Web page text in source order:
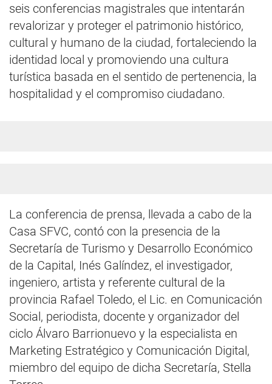
seis conferencias magistrales que intentarán
revalorizar y proteger el patrimonio histórico,
cultural y humano de la ciudad, fortaleciendo la
identidad local y promoviendo una cultura
turística basada en el sentido de pertenencia, la
hospitalidad y el compromiso ciudadano.
La conferencia de prensa, llevada a cabo de la
Casa SFVC, contó con la presencia de la
Secretaría de Turismo y Desarrollo Económico
de la Capital, Inés Galíndez, el investigador,
ingeniero, artista y referente cultural de la
provincia Rafael Toledo, el Lic. en Comunicación
Social, periodista, docente y organizador del
ciclo Álvaro Barrionuevo y la especialista en
Marketing Estratégico y Comunicación Digital,
miembro del equipo de dicha Secretaría, Stella